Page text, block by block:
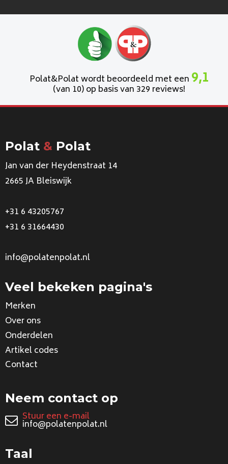
Polat&Polat wordt beoordeeld met een 9,1
(van 10) op basis van 329 reviews!
Polat & Polat
Jan van der Heydenstraat 14
2665 JA Bleiswijk
+31 6 43205767
+31 6 31664430
info@polatenpolat.nl
Veel bekeken pagina's
Merken
Over ons
Onderdelen
Artikel codes
Contact
Neem contact op
Stuur een e-mail
info@polatenpolat.nl
Taal